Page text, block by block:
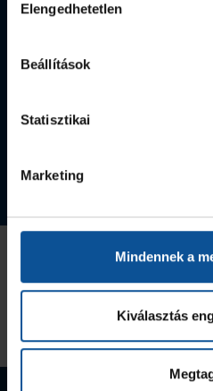
kiválasztása
Elengedhetetlen
Beállítások
Statisztikai
Marketing
Mindennek a
Kiválasztás
Megvásárolom
Az Utánpótlás